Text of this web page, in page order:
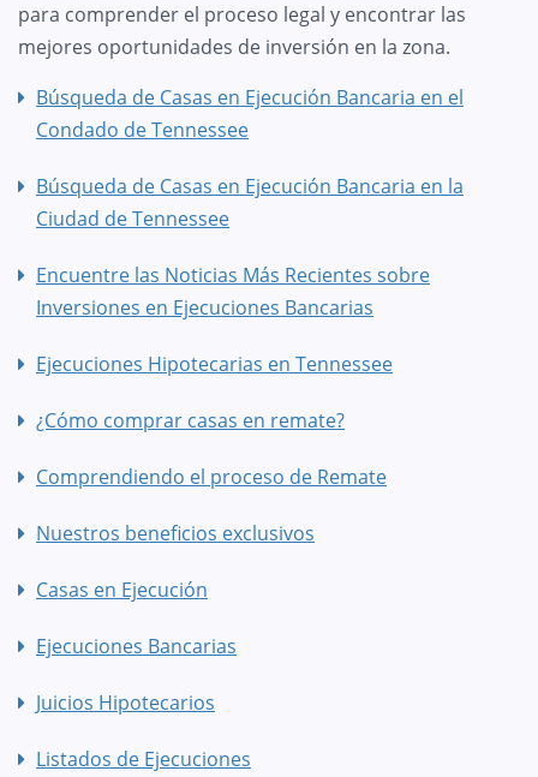
para comprender el proceso legal y encontrar las
mejores oportunidades de inversión en la zona.
Búsqueda de Casas en Ejecución Bancaria en el
Condado de Tennessee
Búsqueda de Casas en Ejecución Bancaria en la
Ciudad de Tennessee
Encuentre las Noticias Más Recientes sobre
Inversiones en Ejecuciones Bancarias
Ejecuciones Hipotecarias en Tennessee
¿Cómo comprar casas en remate?
Comprendiendo el proceso de Remate
Nuestros beneficios exclusivos
Casas en Ejecución
Ejecuciones Bancarias
Juicios Hipotecarios
Listados de Ejecuciones